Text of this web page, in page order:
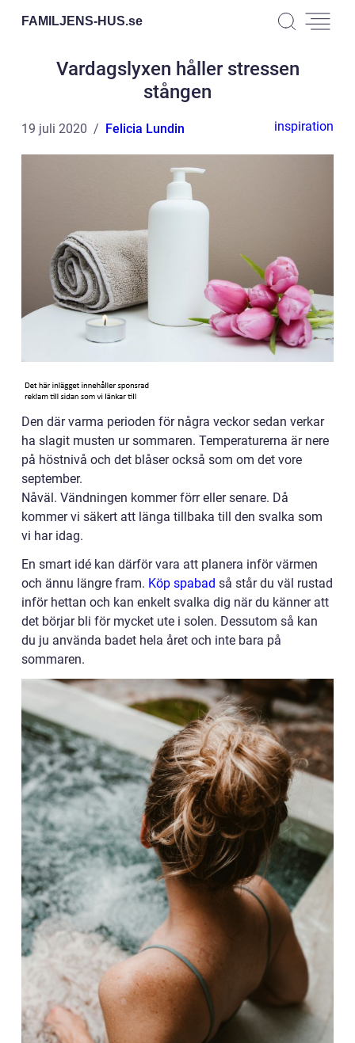
FAMILJENS-HUS.se
Vardagslyxen håller stressen
stången
19 juli 2020 Felicia Lundin inspiration
Den där varma perioden för några veckor sedan verkar
ha slagit musten ur sommaren. Temperaturerna är nere
på höstnivå och det blåser också som om det vore
september.
Nåväl. Vändningen kommer förr eller senare. Då
kommer vi säkert att länga tillbaka till den svalka som
vi har idag.
En smart idé kan därför vara att planera inför värmen
och ännu längre fram. Köp spabad så står du väl rustad
inför hettan och kan enkelt svalka dig när du känner att
det börjar bli för mycket ute i solen. Dessutom så kan
du ju använda badet hela året och inte bara på
sommaren.